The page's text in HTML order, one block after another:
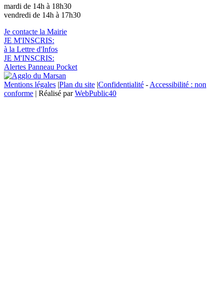
mardi de 14h à 18h30
vendredi de 14h à 17h30
Je contacte la Mairie
JE M'INSCRIS:
à la Lettre d'Infos
JE M'INSCRIS:
Alertes Panneau Pocket
Mentions légales |Plan du site |Confidentialité - Accessibilité : non
conforme | Réalisé parWebPublic40